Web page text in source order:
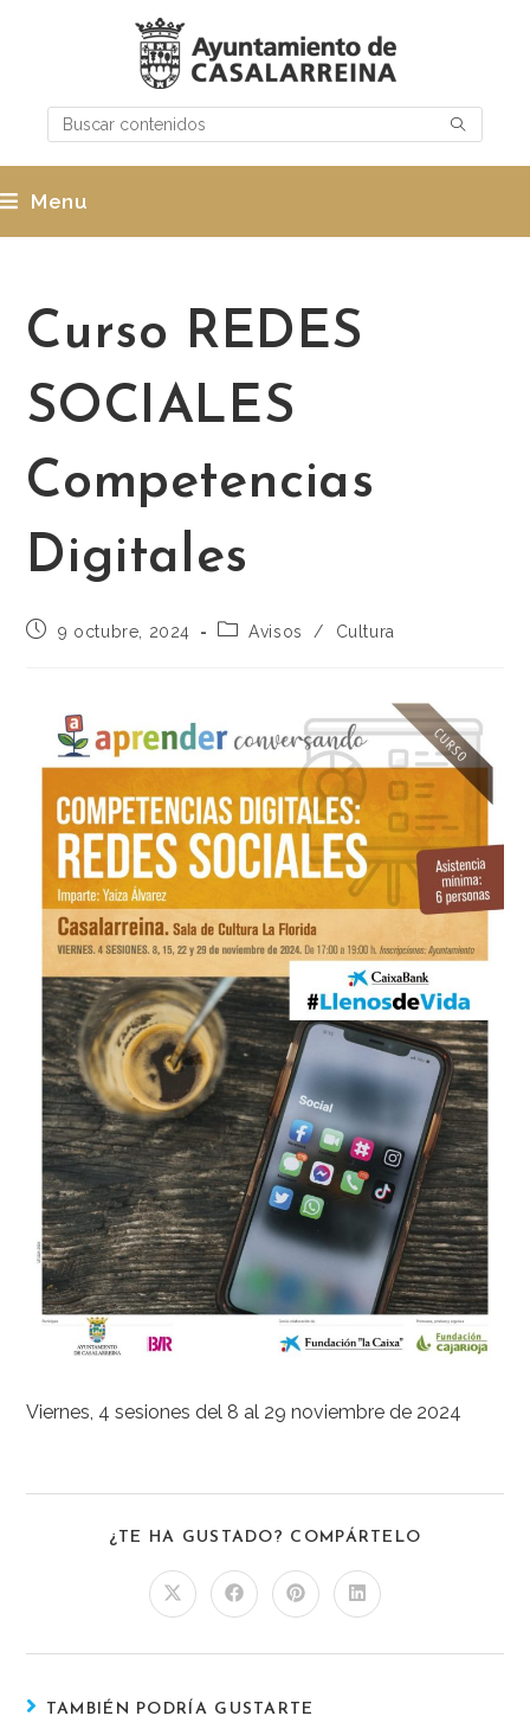
Menu
Curso REDES
SOCIALES
Competencias
Digitales
9 octubre, 2024 Avisos / Cultura
Viernes, 4 sesiones del 8 al 29 noviembre de 2024
¿TE HA GUSTADO? COMPÁRTELO
TAMBIÉN PODRÍA GUSTARTE